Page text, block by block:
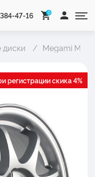
47-16 0
Megami
регистрации скика 4%